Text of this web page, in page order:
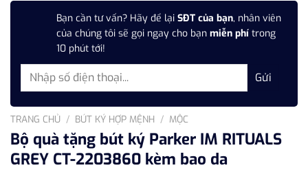
Bạn cần tư vấn? Hãy để lại SĐT của bạn, nhân viên
của chúng tôi sẽ gọi ngay cho bạn miễn phí trong
10 phút tới!
TRANG CHỦ / BÚT KÝ HỢP MỆNH / MỘC
Bộ quà tặng bút ký Parker IM RITUALS
GREY CT-2203860 kèm bao da